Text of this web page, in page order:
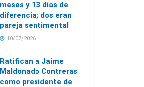
meses y 13 días de
diferencia; dos eran
pareja sentimental
10/07/2026
Ratifican a Jaime
Maldonado Contreras
como presidente de